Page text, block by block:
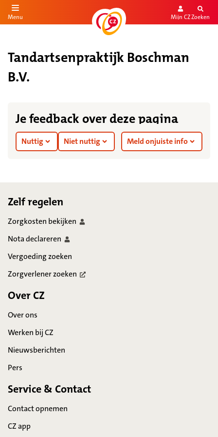
de inhoud
Menu Mijn CZZoeken
Tandartsenpraktijk Boschman
B.V.
Je feedback over deze pagina
Nuttig Niet nuttig Meld onjuiste info
Zelf regelen
Zorgkosten bekijken
Notadeclareren
Vergoeding zoeken
Zorgverlenerzoeken
Over CZ
Over ons
Werken bij CZ
Nieuwsberichten
Pers
Service & Contact
Contact opnemen
CZ app